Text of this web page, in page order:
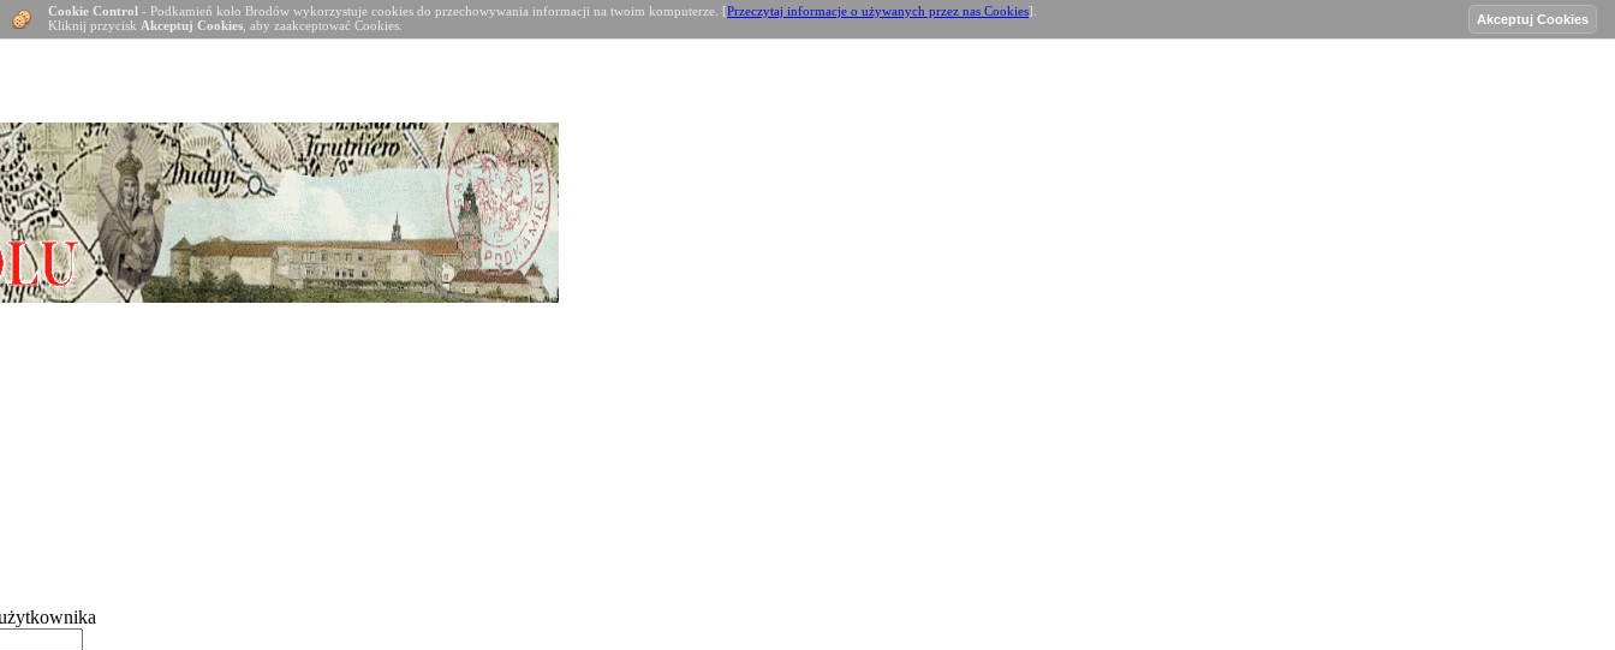
Cookie Control - Podkamień koło Brodów wykorzystuje cookies do przechowywania informacji na twoim komputerze. [Przeczytaj informacje o używanych przez nas Cookies].
Kliknij przycisk Akceptuj Cookies , aby zaakceptować Cookies.